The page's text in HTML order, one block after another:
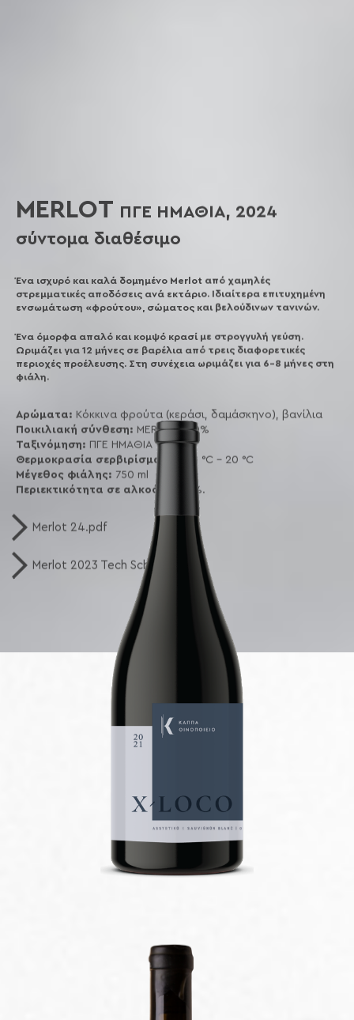
MERLOT ΠΓΕ ΗΜΑΘΙΑ, 2024
σύντομα διαθέσιμο
Ένα ισχυρό και καλά δομημένο Merlot από χαμηλές
στρεμματικές αποδόσεις ανά εκτάριο. Ιδιαίτερα επιτυχημένη
ενσωμάτωση «φρούτου», σώματος και βελούδινων τανινών.
Ένα όμορφα απαλό και κομψό κρασί με στρογγυλή γεύση.
Ωριμάζει για 12 μήνες σε βαρέλια από τρεις διαφορετικές
περιοχές προέλευσης. Στη συνέχεια ωριμάζει για 6-8 μήνες στη
φιάλη.
Αρώματα: Κόκκινα φρούτα (κεράσι, δαμάσκηνο), βανίλια
Ποικιλιακή σύνθεση: MERLOT 100%
Ταξινόμηση: ΠΓΕ ΗΜΑΘΙΑ
Θερμοκρασία σερβιρίσματος:
18 °C - 20 °C
Μέγεθος φιάλης: 750 ml
Περιεκτικότητα σε αλκοόλ:
13,5%.
Merlot 24.pdf
Merlot 2023 Tech Scheet.pdf